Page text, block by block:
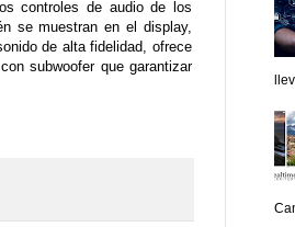
controles de audio de los
se muestran en el display,
de alta fidelidad, ofrece
subwoofer que garantizar